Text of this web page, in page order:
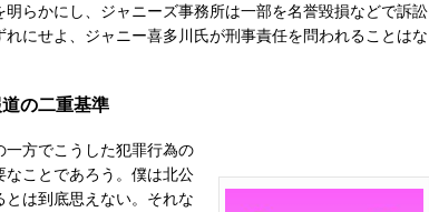
らかにし、ジャニーズ事務所は一部を名誉毀損などで訴訟
にせよ、ジャニー喜多川氏が刑事責任を問われることはな
の二重基準
方でこうした犯罪行為の
ことであろう。僕は北公
は到底思えない。 それな